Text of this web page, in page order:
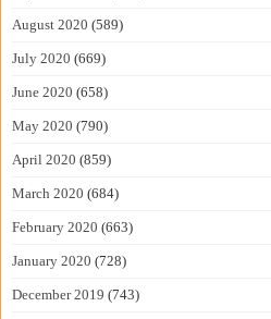
August 2020 (589)
July 2020 (669)
June 2020 (658)
May 2020 (790)
April 2020 (859)
March 2020 (684)
February 2020 (663)
January 2020 (728)
December 2019 (743)